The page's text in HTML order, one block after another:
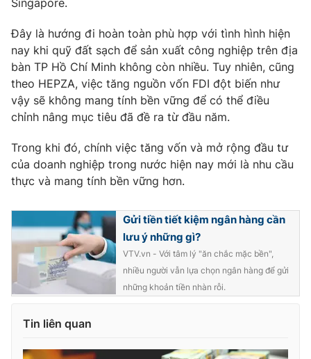
Đây là hướng đi hoàn toàn phù hợp với tình hình hiện
nay khi quỹ đất sạch để sản xuất công nghiệp trên địa
bàn TP Hồ Chí Minh không còn nhiều. Tuy nhiên, cũng
theo HEPZA, việc tăng nguồn vốn FDI đột biến như
vậy sẽ không mang tính bền vững để có thể điều
chỉnh nâng mục tiêu đã đề ra từ đầu năm.
Trong khi đó, chính việc tăng vốn và mở rộng đầu tư
của doanh nghiệp trong nước hiện nay mới là nhu cầu
thực và mang tính bền vững hơn.
Gửi tiền tiết kiệm ngân hàng cần
lưu ý những gì?
VTV.vn - Với tâm lý "ăn chắc mặc bền",
nhiều người vẫn lựa chọn ngân hàng để gửi
những khoản tiền nhàn rỗi.
Tin liên quan